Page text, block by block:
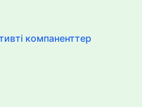
компаненттер